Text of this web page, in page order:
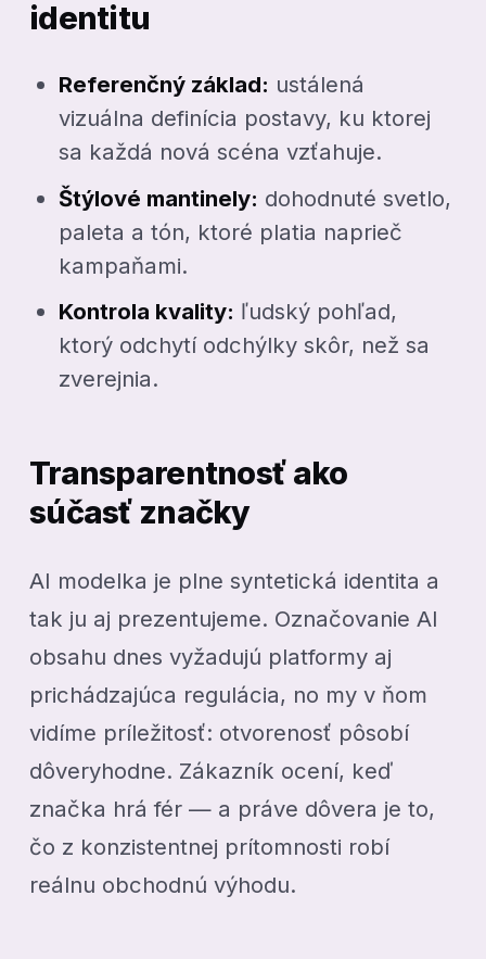
identitu
Referenčný základ: ustálená
vizuálna definícia postavy, ku ktorej
sa každá nová scéna vzťahuje.
Štýlové mantinely: dohodnuté svetlo,
paleta a tón, ktoré platia naprieč
kampaňami.
Kontrola kvality: ľudský pohľad,
ktorý odchytí odchýlky skôr, než sa
zverejnia.
Transparentnosť ako
súčasť značky
AI modelka je plne syntetická identita a
tak ju aj prezentujeme. Označovanie AI
obsahu dnes vyžadujú platformy aj
prichádzajúca regulácia, no my v ňom
vidíme príležitosť: otvorenosť pôsobí
dôveryhodne. Zákazník ocení, keď
značka hrá fér — a práve dôvera je to,
čo z konzistentnej prítomnosti robí
reálnu obchodnú výhodu.